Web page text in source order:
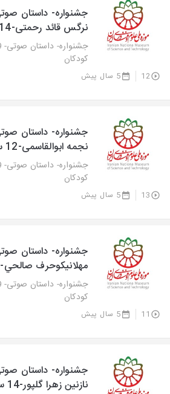
نرگس قائد رحمتی-14 ساله
کودکان
12 5 سال پیش
نجمه ابوالقاسمی-12 ساله
کودکان
13 5 سال پیش
مهلانيكوحرف صالحي-15 ساله
کودکان
11 5 سال پیش
نازنین زهرا گلپور-14 ساله